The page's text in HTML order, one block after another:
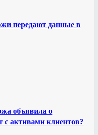
передают данные в
объявила о
с активами клиентов?